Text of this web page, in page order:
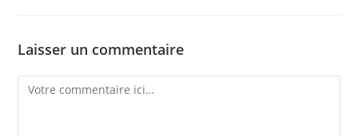
Laisser un commentaire